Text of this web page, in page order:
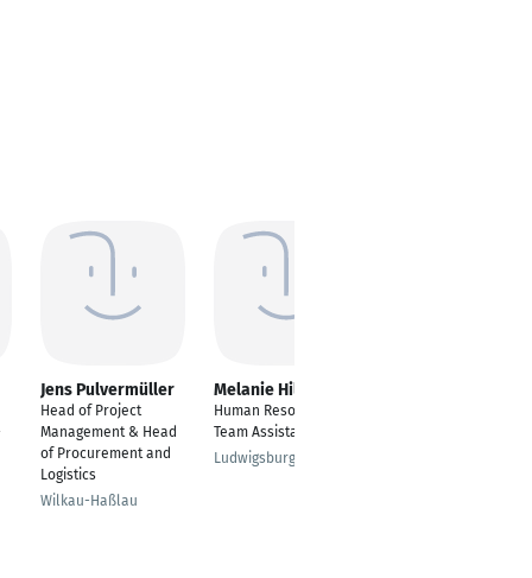
Jens Pulvermüller
Head of Project
Management & Head
of Procurement and
Logistics
Wilkau-Haßlau
Melanie Hillmer
Human Resources &
Team Assistant
Ludwigsburg